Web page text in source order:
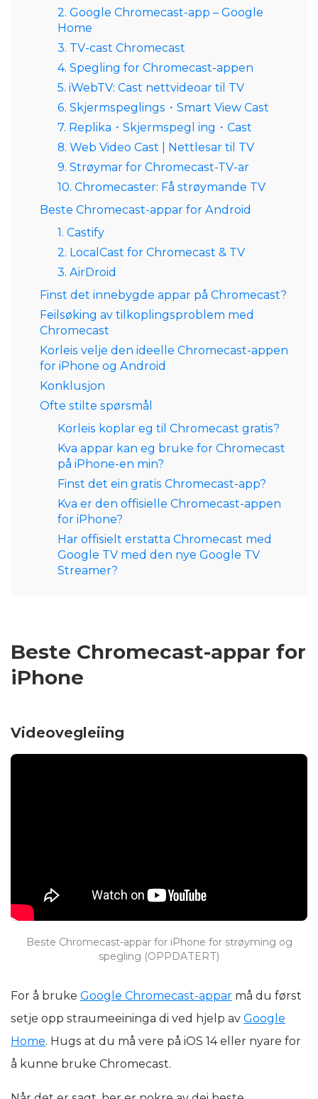
2. Google Chromecast-app – Google
Home
3. TV-cast Chromecast
4. Spegling for Chromecast-appen
5. iWebTV: Cast nettvideoar til TV
6. Skjermspeglings・Smart View Cast
7. Replika・Skjermspegl ing・Cast
8. Web Video Cast | Nettlesar til TV
9. Strøymar for Chromecast-TV-ar
10. Chromecaster: Få strøymande TV
Beste Chromecast-appar for Android
1. Castify
2. LocalCast for Chromecast & TV
3. AirDroid
Finst det innebygde appar på Chromecast?
Feilsøking av tilkoplingsproblem med
Chromecast
Korleis velje den ideelle Chromecast-appen
for iPhone og Android
Konklusjon
Ofte stilte spørsmål
Korleis koplar eg til Chromecast gratis?
Kva appar kan eg bruke for Chromecast
på iPhone-en min?
Finst det ein gratis Chromecast-app?
Kva er den offisielle Chromecast-appen
for iPhone?
Har offisielt erstatta Chromecast med
Google TV med den nye Google TV
Streamer?
Beste Chromecast-appar for
iPhone
Videovegleiing
Beste Chromecast-appar for iPhone for strøyming og
spegling (OPPDATERT)
For å bruke Google Chromecast-appar må du først
setje opp straumeeininga di ved hjelp av Google
Home. Hugs at du må vere på iOS 14 eller nyare for
å kunne bruke Chromecast.